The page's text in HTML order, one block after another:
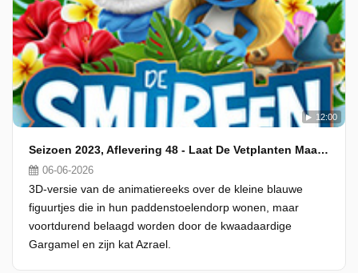
12:00
Seizoen 2023, Aflevering 48 - Laat De Vetplanten Maar Groeien
06-06-2026
3D-versie van de animatiereeks over de kleine blauwe
figuurtjes die in hun paddenstoelendorp wonen, maar
voortdurend belaagd worden door de kwaadaardige
Gargamel en zijn kat Azrael.